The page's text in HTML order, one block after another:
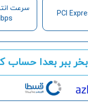
سرعت
بخر ببر بعدا حساب